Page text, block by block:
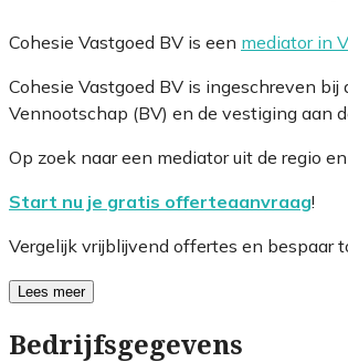
Cohesie Vastgoed BV is een mediator in
Cohesie Vastgoed BV is ingeschreven
Vennootschap (BV) en de vestiging aan
Op zoek naar een mediator uit de regio
Start nu je gratis offerteaanvraag!
Vergelijk vrijblijvend offertes en bespaar
Lees meer
Bedrijfsgegevens